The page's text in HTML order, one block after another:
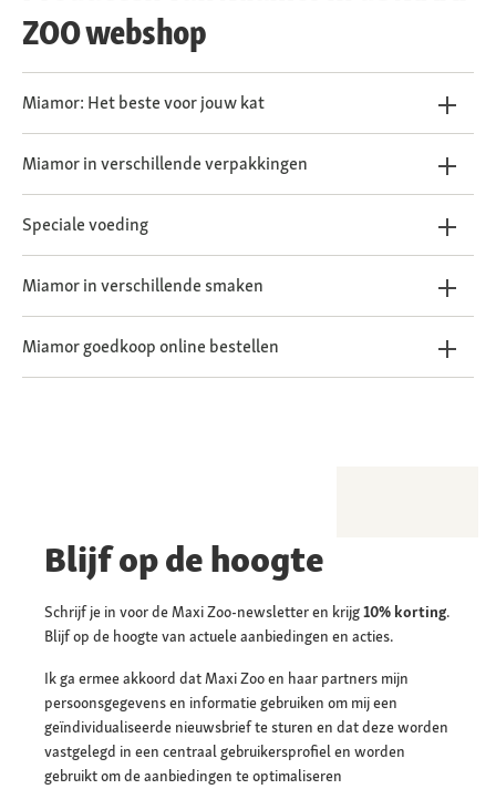
ZOO webshop
Miamor: Het beste voor jouw kat
Miamor in verschillende verpakkingen
Speciale voeding
Miamor in verschillende smaken
Miamor goedkoop online bestellen
Blijf op de hoogte
Schrijf je in voor de Maxi Zoo-newsletter en krijg10% korting.
Blijf op de hoogte van actuele aanbiedingen en acties.
Ik ga ermee akkoord dat Maxi Zoo en haar partners mijn
persoonsgegevens en informatie gebruiken om mij een
geïndividualiseerde nieuwsbrief te sturen en dat deze worden
vastgelegd in een centraal gebruikersprofiel en worden
gebruikt om de aanbiedingen te optimaliseren